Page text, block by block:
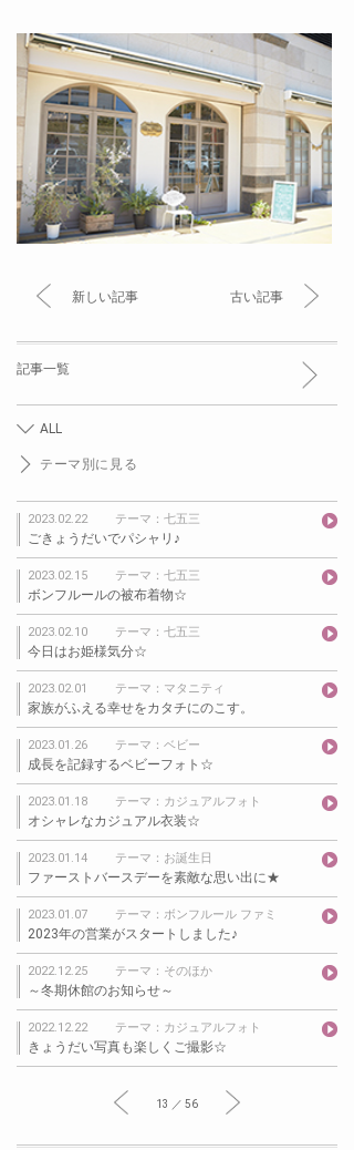
新しい記事 古い記事
記事一覧
ALL
テーマ別に見る
2023.02.22 テーマ：七五三
ごきょうだいでパシャリ♪
2023.02.15 テーマ：七五三
ボンフルールの被布着物☆
2023.02.10 テーマ：七五三
今日はお姫様気分☆
2023.02.01 テーマ：マタニティ
家族がふえる幸せをカタチにのこす。
2023.01.26 テーマ：ベビー
成長を記録するベビーフォト☆
2023.01.18 テーマ：カジュアルフォト
オシャレなカジュアル衣装☆
2023.01.14 テーマ：お誕生日
ファーストバースデーを素敵な思い出に★
2023.01.07 テーマ：ボンフルール ファミ
2023年の営業がスタートしました♪
2022.12.25 テーマ：そのほか
～冬期休館のお知らせ～
2022.12.22 テーマ：カジュアルフォト
きょうだい写真も楽しくご撮影☆
13 ／ 56